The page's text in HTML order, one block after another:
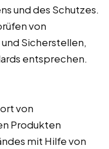
und des Schutzes.
von
Sicherstellen,
entsprechen.
von
Produkten
mit Hilfe von